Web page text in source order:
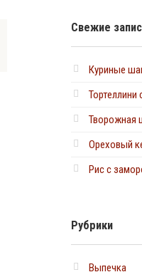
Свежие
Куриные
Творожная
Ореховый
Рис с
Рубрики
Выпечка